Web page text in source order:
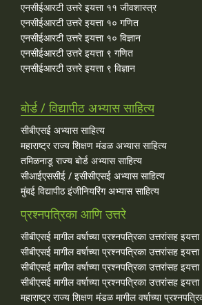
एनसीईआरटी उत्तरे इयत्ता ११ जीवशास्त्र
एनसीईआरटी उत्तरे इयत्ता १० गणित
एनसीईआरटी उत्तरे इयत्ता १० विज्ञान
एनसीईआरटी उत्तरे इयत्ता ९ गणित
एनसीईआरटी उत्तरे इयत्ता ९ विज्ञान
बोर्ड / विद्यापीठ अभ्यास साहित्य
सीबीएसई अभ्यास साहित्य
महाराष्ट्र राज्य शिक्षण मंडळ अभ्यास साहित्य
तमिळनाडू राज्य बोर्ड अभ्यास साहित्य
सीआईएससीई / इसीसीएसई अभ्यास साहित्य
मुंबई विद्यापीठ इंजीनियरिंग अभ्यास साहित्य
प्रश्नपत्रिका आणि उत्तरे
सीबीएसई मागील वर्षाच्या प्रश्‍नपत्रिका उत्तरांसह
सीबीएसई मागील वर्षाच्या प्रश्‍नपत्रिका उत्तरांसह
सीबीएसई मागील वर्षाच्या प्रश्‍नपत्रिका उत्तरांसह
सीबीएसई मागील वर्षाच्या प्रश्‍नपत्रिका उत्तरांसह
महाराष्ट्र राज्य शिक्षण मंडळ मागील वर्षाच्या